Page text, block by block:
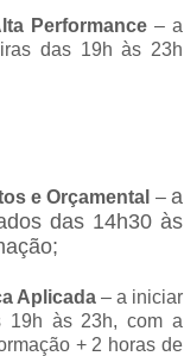
Performance – a
das 19h às 23h
e Orçamental –a
das 14h30 às
Aplicada – a iniciar
19h às 23h, com a
+ 2 horas de